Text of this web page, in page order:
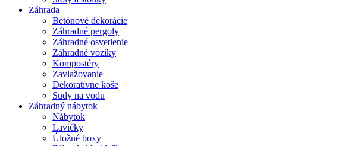
Záhrada
Betónové dekorácie
Záhradné pergoly
Záhradné osvetlenie
Záhradné vozíky
Kompostéry
Zavlažovanie
Dekoratívne koše
Sudy na vodu
Záhradný nábytok
Nábytok
Lavičky
Úložné boxy